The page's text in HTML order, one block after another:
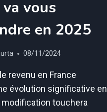
vous
en 2025
08/11/2024
revenu en France
évolution significative en
modification touchera